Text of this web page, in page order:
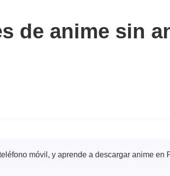
de anime sin
móvil, y aprende a descargar anime en